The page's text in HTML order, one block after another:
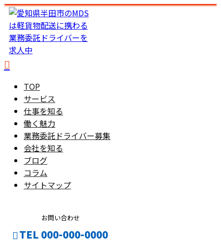
TOP
サービス
仕事を知る
働く魅力
業務委託ドライバー募集
会社を知る
ブログ
コラム
サイトマップ
お問い合わせ
TEL 000-000-0000